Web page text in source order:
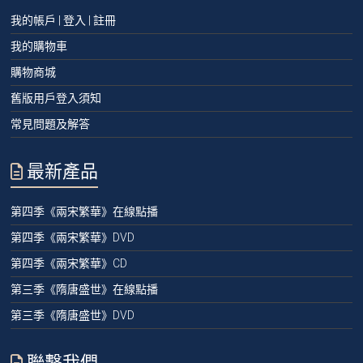
我的帳戶 | 登入 | 註冊
我的購物車
購物商城
舊版用戶登入須知
常見問題及解答
最新產品
第四季《兩宋繁華》在線點播
第四季《兩宋繁華》DVD
第四季《兩宋繁華》CD
第三季《隋唐盛世》在線點播
第三季《隋唐盛世》DVD